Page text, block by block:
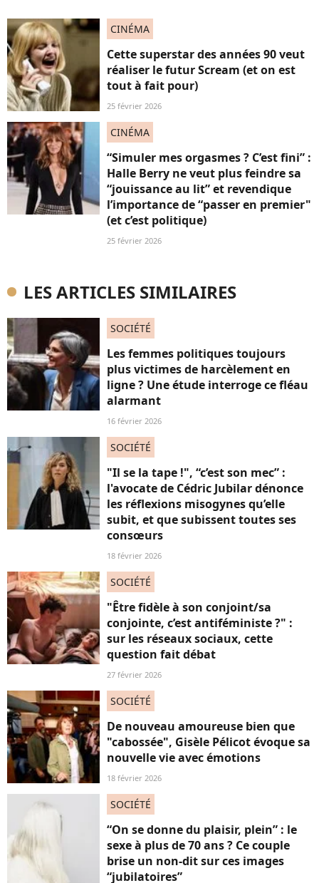
CINÉMA
Cette superstar des années 90 veut
réaliser le futur Scream (et on est
tout à fait pour)
25 février 2026
CINÉMA
“Simuler mes orgasmes ? C’est fini” :
Halle Berry ne veut plus feindre sa
“jouissance au lit” et revendique
l’importance de “passer en premier"
(et c’est politique)
25 février 2026
LES ARTICLES SIMILAIRES
SOCIÉTÉ
Les femmes politiques toujours
plus victimes de harcèlement en
ligne ? Une étude interroge ce fléau
alarmant
16 février 2026
SOCIÉTÉ
"Il se la tape !", “c’est son mec” :
l'avocate de Cédric Jubilar dénonce
les réflexions misogynes qu’elle
subit, et que subissent toutes ses
consœurs
18 février 2026
SOCIÉTÉ
"Être fidèle à son conjoint/sa
conjointe, c’est antiféministe ?" :
sur les réseaux sociaux, cette
question fait débat
27 février 2026
SOCIÉTÉ
De nouveau amoureuse bien que
"cabossée", Gisèle Pélicot évoque sa
nouvelle vie avec émotions
18 février 2026
SOCIÉTÉ
“On se donne du plaisir, plein” : le
sexe à plus de 70 ans ? Ce couple
brise un non-dit sur ces images
“jubilatoires”